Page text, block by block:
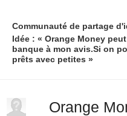
Communauté de partage
Idée : « Orange Money
banque à mon avis.Si on
prêts avec petites »
Orange